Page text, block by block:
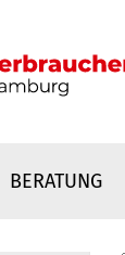
BERATUNG